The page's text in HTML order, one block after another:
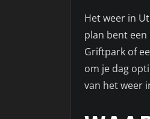
Het weer in
plan bent
Griftpark of
om je dag
van het weer